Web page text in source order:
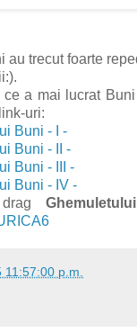
au trecut foarte
a mai lucrat
uri:
Buni - I -
Buni - II -
Buni - III -
Buni - IV -
drag
p.m.